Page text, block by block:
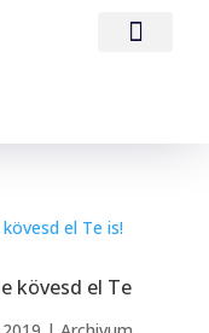
kövesd el Te